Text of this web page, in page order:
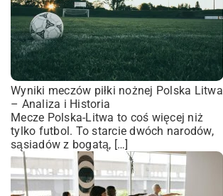
Wyniki meczów piłki nożnej Polska Litwa
– Analiza i Historia
Mecze Polska-Litwa to coś więcej niż
tylko futbol. To starcie dwóch narodów,
sąsiadów z bogatą, […]